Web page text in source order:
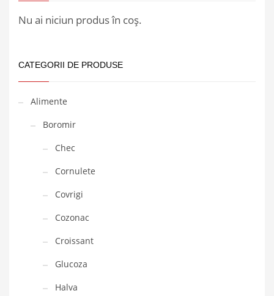
Nu ai niciun produs în coș.
CATEGORII DE PRODUSE
Alimente
Boromir
Chec
Cornulete
Covrigi
Cozonac
Croissant
Glucoza
Halva